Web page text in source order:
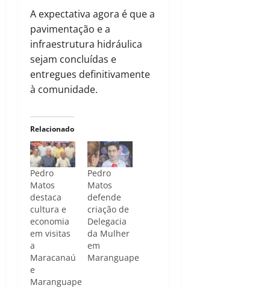
A expectativa agora é que a
pavimentação e a
infraestrutura hidráulica
sejam concluídas e
entregues definitivamente
à comunidade.
Relacionado
Pedro
Matos
destaca
cultura e
economia
em visitas
a
Maracanaú
e
Maranguape
Pedro
Matos
defende
criação de
Delegacia
da Mulher
em
Maranguape